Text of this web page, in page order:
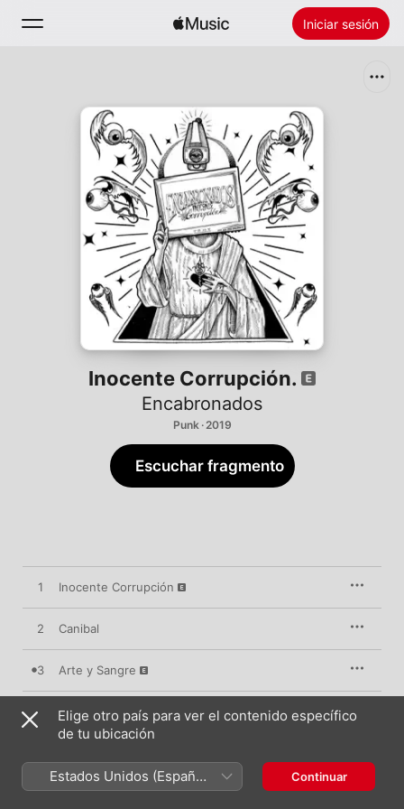
Iniciar sesión
Novedades
Instalar Apple Music
Inocente Corrupción.
Encabronados
Punk · 2019
Escuchar fragmento
1 Inocente Corrupción
2 Canibal
3 Arte y Sangre
4 La Bruja Tuvo la Culpa
6 Una Cifra Más
Elige otro país para ver el contenido específico
de tu ubicación
Estados Unidos (Español
México)
Continuar